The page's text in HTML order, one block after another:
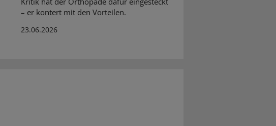
– er kontert mit den Vorteilen.
23.06.2026